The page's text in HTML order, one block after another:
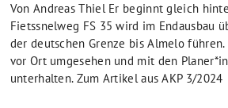
Von Andreas Thiel Er beginnt gleich
Fietssnelweg FS 35 wird im Endausbau
der deutschen Grenze bis Almelo
vor Ort umgesehen und mit den
unterhalten. Zum Artikel aus AKP 3/2024